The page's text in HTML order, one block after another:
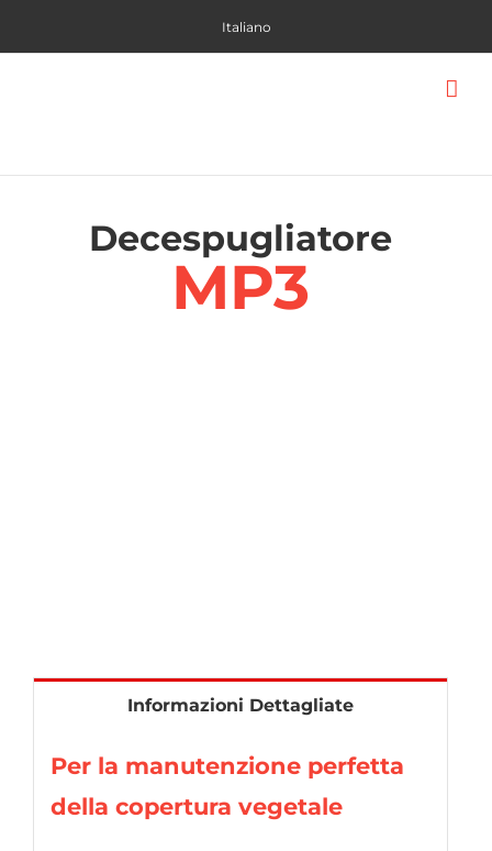
Italiano
Decespugliatore
MP3
Informazioni Dettagliate
Per la manutenzione perfetta
della copertura vegetale